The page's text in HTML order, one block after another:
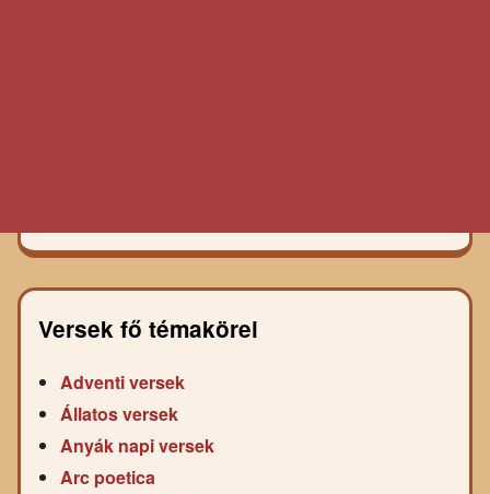
Versek fő témakörei
Adventi versek
Állatos versek
Anyák napi versek
Arc poetica